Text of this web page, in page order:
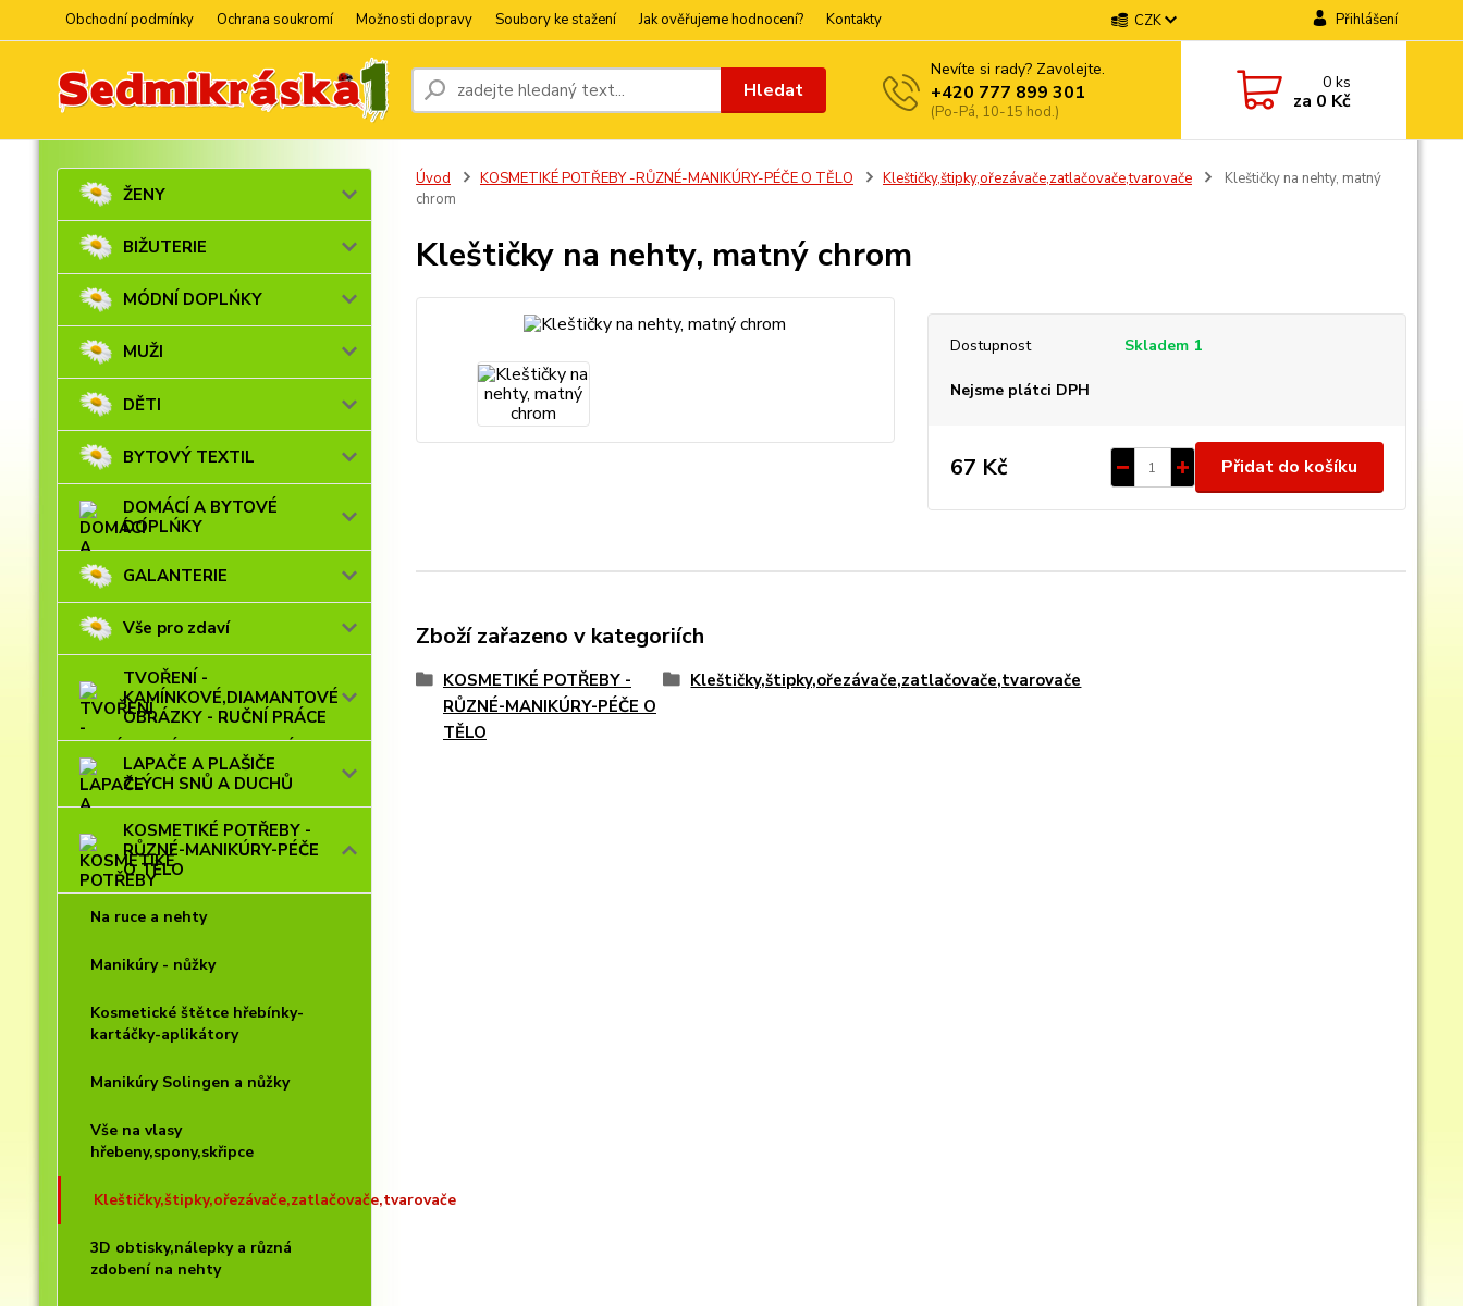
Obchodní podmínky Ochrana soukromí Možnosti dopravy Soubory ke stažení Jak ověřujeme hodnocení? Kontakty CZK Přihlášení
Hledat
Nevíte si rady? Zavolejte.
+420 777 899 301
(Po-Pá, 10-15 hod.)
0ks
za 0 Kč
ŽENY
BIŽUTERIE
MÓDNÍ DOPLŃKY
MUŽI
DĚTI
BYTOVÝ TEXTIL
DOMÁCÍ A BYTOVÉ
DOPLŃKY
GALANTERIE
Vše pro zdaví
TVOŘENÍ -
KAMÍNKOVÉ,DIAMANTOVÉ
OBRÁZKY - RUČNÍ PRÁCE
LAPAČE A PLAŠIČE
ZLÝCH SNŮ A DUCHŮ
KOSMETIKÉ POTŘEBY -
RŮZNÉ-MANIKÚRY-PÉČE
O TĚLO
Na ruce a nehty
Manikúry - nůžky
Kosmetické štětce hřebínky-
kartáčky-aplikátory
Manikúry Solingen a nůžky
Vše na vlasy
hřebeny,spony,skřipce
Kleštičky,štipky,ořezávače,zatlačovače,tvarovače
3D obtisky,nálepky a různá
zdobení na nehty
Úvod KOSMETIKÉ POTŘEBY -RŮZNÉ-MANIKÚRY-PÉČE O TĚLO Kleštičky,štipky,ořezávače,zatlačovače,tvarovače
Kleštičky na nehty, matný
chrom
Kleštičky na nehty, matný chrom
Dostupnost Skladem 1
Nejsme plátci DPH
67 Kč Přidat do košíku
Zboží zařazeno v kategoriích
KOSMETIKÉ POTŘEBY -
RŮZNÉ-MANIKÚRY-PÉČE O
TĚLO
Kleštičky,štipky,ořezávače,zatlačovače,tvarovače